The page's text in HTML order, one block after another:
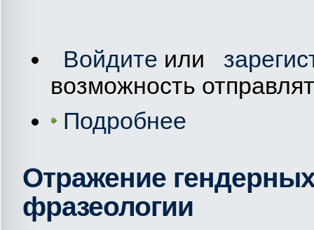
Войдите или
возможность
Подробнее
Отражение
фразеологии